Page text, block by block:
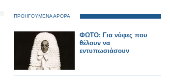
ΠΡΟΗΓΟΥΜΕΝΑ ΑΡΘΡΑ
ΦΩΤΟ: Για νύφες που
θέλουν να
εντυπωσιάσουν